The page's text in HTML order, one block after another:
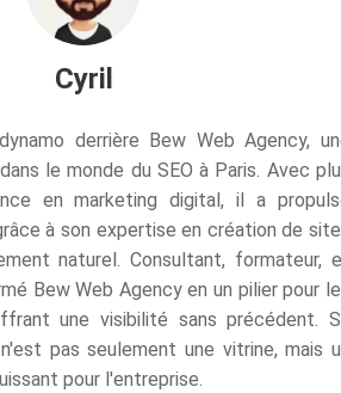
Cyril
derrière Bew Web Agency,
le monde du SEO à Paris. Avec
en marketing digital, il a
à son expertise en création de
naturel. Consultant, formateur,
Bew Web Agency en un pilier pour
une visibilité sans précédent.
pas seulement une vitrine, mais
pour l'entreprise.